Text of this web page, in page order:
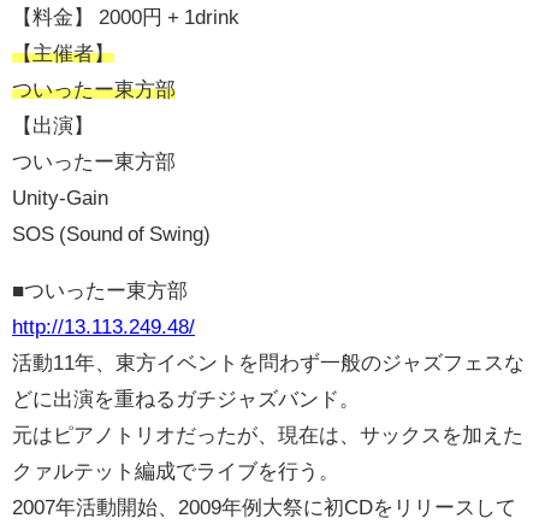
【料金】 2000円 + 1drink
【主催者】
ついったー東方部
【出演】
ついったー東方部
Unity-Gain
SOS (Sound of Swing)
■ついったー東方部
http://13.113.249.48/
活動11年、東方イベントを問わず一般のジャズフェスな
どに出演を重ねるガチジャズバンド。
元はピアノトリオだったが、現在は、サックスを加えた
クァルテット編成でライブを行う。
2007年活動開始、2009年例大祭に初CDをリリースして